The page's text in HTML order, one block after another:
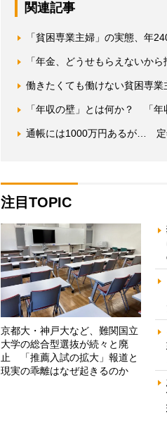
関連記事
「貧困専業主婦」の実態、年
「年金、どうせもらえないか
働きたくても働けない貧困専
「年収の壁」とは何か？ 「
通帳には1000万円あるが… 定
注目TOPIC
京都大・神戸大など、難関国立
大学の総合型選抜が続々と廃
止 「推薦入試の拡大」報道と
現実の乖離はなぜ起きるのか